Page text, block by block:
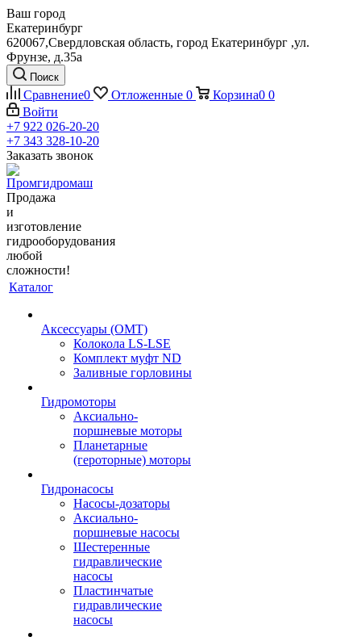
Ваш город
Екатеринбург
620067,Свердловская область, город Екатеринбург ,ул.
Фрунзе, д.35а
Поиск
Сравнение0 Отложенные 0 Корзина0 0
Войти
+7 922 026-20-20
+7 343 328-10-20
Заказать звонок
Продажа
и
изготовление
гидрооборудования
любой
сложности!
Каталог
Аксессуары (OMT)
Колокола LS-LSE
Комплект муфт ND
Заливные горловины
Гидромоторы
Аксиально-
поршневые моторы
Планетарные
(героторные) моторы
Гидронасосы
Насосы-дозаторы
Аксиально-
поршневые насосы
Шестеренные
гидравлические
насосы
Пластинчатые
гидравлические
насосы